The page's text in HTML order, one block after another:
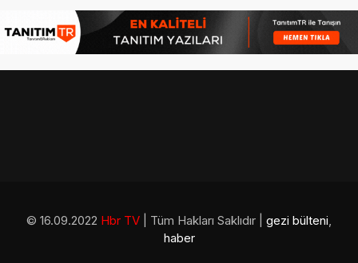
© 16.09.2022 Hbr TV | Tüm Hakları Saklıdır | gezi bülteni,
haber